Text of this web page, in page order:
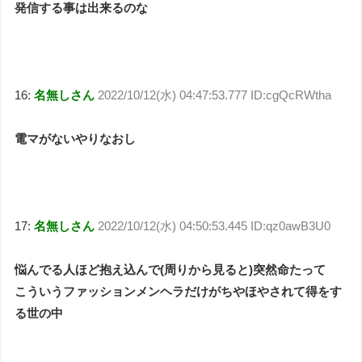
発信する事は出来るのな
16:名無しさん 2022/10/12(水) 04:47:53.777 ID:cgQcRWtha
電マがないやりなおし
17:名無しさん 2022/10/12(水) 04:50:53.445 ID:qz0awB3U0
悩んでる人ほど抱え込んで(周りから見ると)突然命たって
こういうファッションメンヘラだけがちやほやされて得をす
る世の中